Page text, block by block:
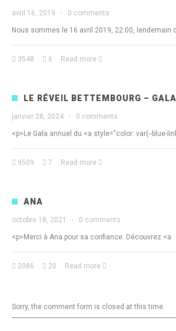
avril 16, 2019 · 0 comments
Nous sommes le 16 avril 2019, 22:00, lendemain
3548 6 Read more
LE RÉVEIL BETTEMBOURG –
janvier 28, 2024 · 0 comments
<p>Le Gala annuel du <a style="color: var(--blue-
9509 7 Read more
ANA
octobre 18, 2021 · 0 comments
<p>Merci à Ana pour sa confiance. Découvrez <a
2086 20 Read more
Sorry, the comment form is closed at this time.